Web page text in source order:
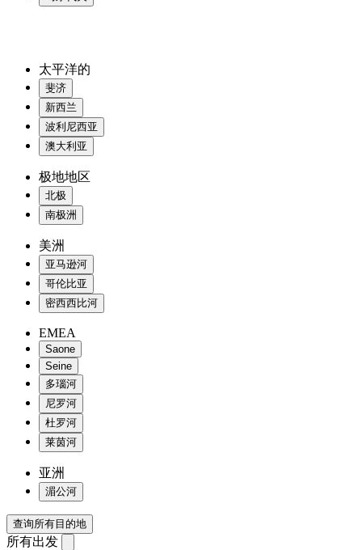
太平洋的
斐济
新西兰
波利尼西亚
澳大利亚
极地地区
北极
南极洲
美洲
亚马逊河
哥伦比亚
密西西比河
EMEA
Saone
Seine
多瑙河
尼罗河
杜罗河
莱茵河
亚洲
湄公河
查询所有目的地
所有出发